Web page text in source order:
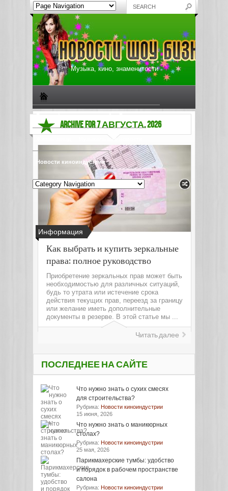
Музыка, кино, знаменитости
Биографии знаменитостей Все о музыке
Музыкальные новости
Новости киноиндустрии
ARCHIVE FOR 7 АВГУСТА, 2026
Информация
Как выбрать и купить зеркальные
права: полное руководство
Приобретение зеркальных прав может быть
необходимостью для различных ситуаций,
будь то утрата или истечение срока
действия текущих прав, переезд за границу
или желание иметь дополнительные
документы в резерве. В этой статье мы ...
Читать далее
ПОСЛЕДНЕЕ НА САЙТЕ
Что нужно знать о сухих смесях
для строительства?
Рубрика: Новости киноиндустрии
15 июня, 2026
Что нужно знать о маникюрных
столах?
Рубрика: Новости киноиндустрии
25 мая, 2026
Парикмахерские тумбы: удобство
и порядок в рабочем пространстве
салона
Рубрика: Новости киноиндустрии